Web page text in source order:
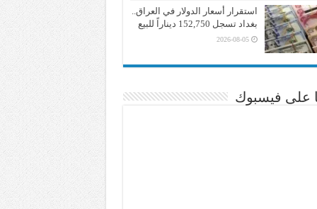
استقرار أسعار الدولار في العراق..
بغداد تسجل 152,750 ديناراً للبيع
2026-08-05
على فيسبوك